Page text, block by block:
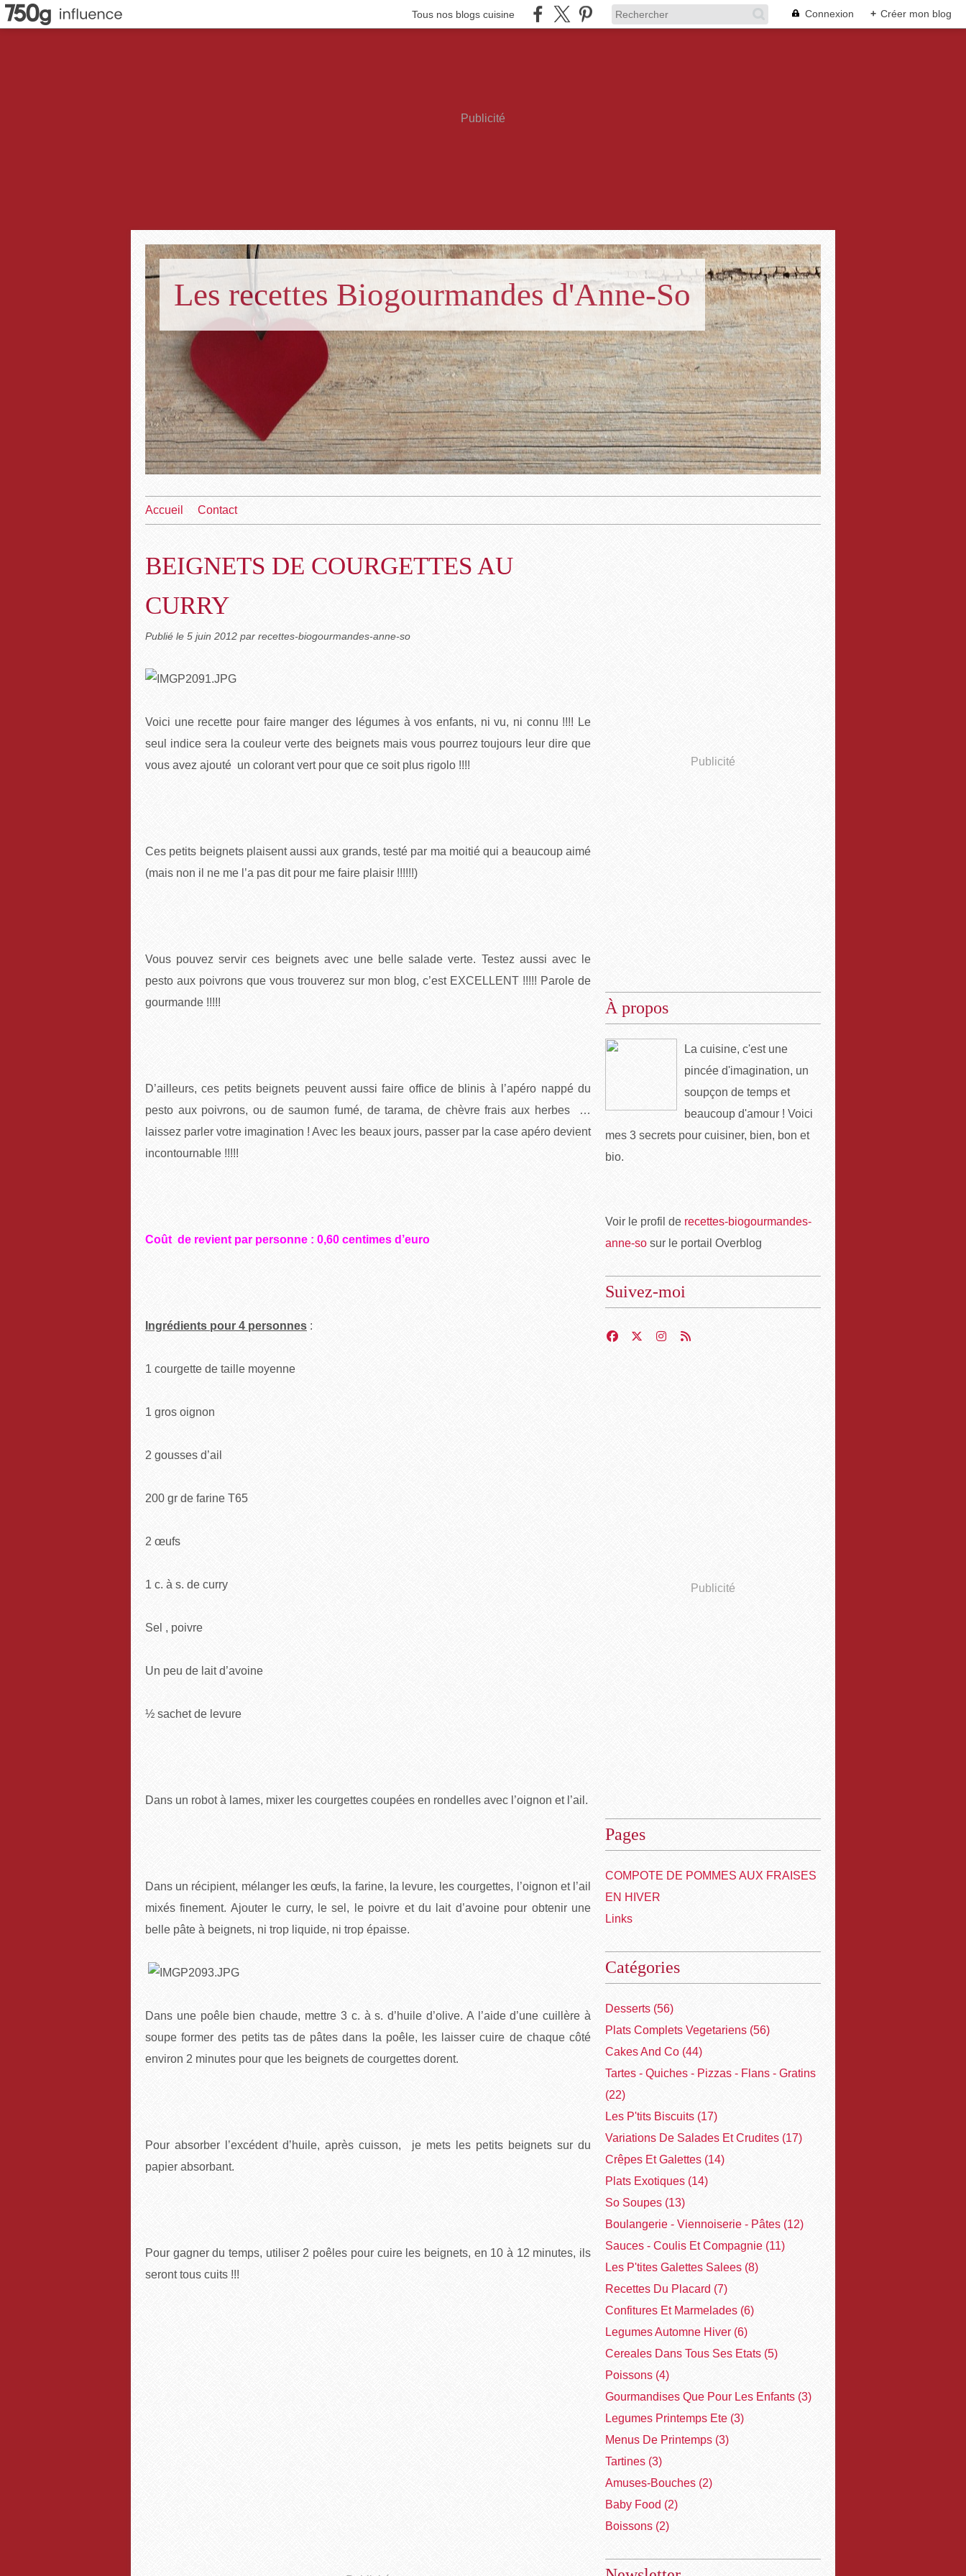
Tous nos blogs cuisine Connexion + Créer mon blog
Publicité
Les recettes Biogourmandes d'Anne-So
Accueil Contact
BEIGNETS DE COURGETTES AU
CURRY
Publié le 5 juin 2012 par recettes-biogourmandes-anne-so
Voici une recette pour faire manger des légumes à vos enfants, ni vu, ni connu !!!! Le
seul indice sera la couleur verte des beignets mais vous pourrez toujours leur dire que
vous avez ajouté un colorant vert pour que ce soit plus rigolo !!!!
Ces petits beignets plaisent aussi aux grands, testé par ma moitié qui a beaucoup aimé
(mais non il ne me l’a pas dit pour me faire plaisir !!!!!!)
Vous pouvez servir ces beignets avec une belle salade verte. Testez aussi avec le
pesto aux poivrons que vous trouverez sur mon blog, c’est EXCELLENT !!!!! Parole de
gourmande !!!!!
D’ailleurs, ces petits beignets peuvent aussi faire office de blinis à l’apéro nappé du
pesto aux poivrons, ou de saumon fumé, de tarama, de chèvre frais aux herbes …
laissez parler votre imagination ! Avec les beaux jours, passer par la case apéro devient
incontournable !!!!!
Coût de revient par personne : 0,60 centimes d’euro
Ingrédients pour 4 personnes :
1 courgette de taille moyenne
1 gros oignon
2 gousses d’ail
200 gr de farine T65
2 œufs
1 c. à s. de curry
Sel , poivre
Un peu de lait d’avoine
½ sachet de levure
Dans un robot à lames, mixer les courgettes coupées en rondelles avec l’oignon et l’ail.
Dans un récipient, mélanger les œufs, la farine, la levure, les courgettes, l’oignon et l’ail
mixés finement. Ajouter le curry, le sel, le poivre et du lait d’avoine pour obtenir une
belle pâte à beignets, ni trop liquide, ni trop épaisse.
Dans une poêle bien chaude, mettre 3 c. à s. d’huile d’olive. A l’aide d’une cuillère à
soupe former des petits tas de pâtes dans la poêle, les laisser cuire de chaque côté
environ 2 minutes pour que les beignets de courgettes dorent.
Pour absorber l’excédent d’huile, après cuisson, je mets les petits beignets sur du
papier absorbant.
Pour gagner du temps, utiliser 2 poêles pour cuire les beignets, en 10 à 12 minutes, ils
seront tous cuits !!!
Publicité
À propos
La cuisine, c'est une
pincée d'imagination, un
soupçon de temps et
beaucoup d'amour ! Voici
mes 3 secrets pour cuisiner, bien, bon et
bio.
Voir le profil de recettes-biogourmandes-
anne-so sur le portail Overblog
Suivez-moi
Publicité
Pages
COMPOTE DE POMMES AUX FRAISES
EN HIVER
Links
Catégories
Desserts (56)
Plats Complets Vegetariens (56)
Cakes And Co (44)
Tartes - Quiches - Pizzas - Flans - Gratins
(22)
Les P'tits Biscuits (17)
Variations De Salades Et Crudites (17)
Crêpes Et Galettes (14)
Plats Exotiques (14)
So Soupes (13)
Boulangerie - Viennoiserie - Pâtes (12)
Sauces - Coulis Et Compagnie (11)
Les P'tites Galettes Salees (8)
Recettes Du Placard (7)
Confitures Et Marmelades (6)
Legumes Automne Hiver (6)
Cereales Dans Tous Ses Etats (5)
Poissons (4)
Gourmandises Que Pour Les Enfants (3)
Legumes Printemps Ete (3)
Menus De Printemps (3)
Tartines (3)
Amuses-Bouches (2)
Baby Food (2)
Boissons (2)